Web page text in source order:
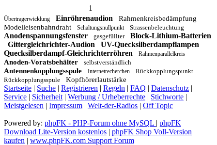
1
Übertragerwicklung Einröhrenaudion
Rahmenkreisbedämpfung
Modelleisenbahndraht
Schaltungsnullpunkt Strassenbeleuchtung
Anodenspannungsfenster gasgefüllter
Block-Lithium-Batterien
Gittergleichrichter-Audion
UV-Quecksilberdampflampen
Quecksilberdampf-Gleichrichterröhren
Rahmenparallelkreis
Anoden-Voratsbehälter selbstverständlich
Antennenkopplungsspule Internetrecherchen
Rückkopplungspunkt
Rückkopplungsspule
Kopfhörerlautstärke
Startseite | Suche | Registrieren | Regeln | FAQ | Datenschutz |
Service | Sicherheit | Werbung / Urheberrechte | Stichworte |
Meistgelesen | Impressum | Welt-der-Radios | Off Topic
Powered by: phpFK - PHP-Forum ohne MySQL | phpFK
Download Lite-Version kostenlos | phpFK Shop Voll-Version
kaufen | www.phpFK.com Support Forum